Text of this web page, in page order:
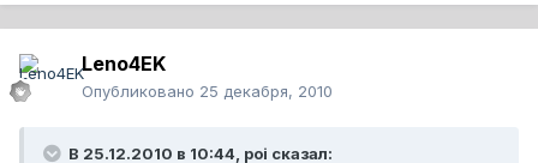
Leno4EK
Опубликовано 25 декабря, 2010
В 25.12.2010 в 10:44, poi сказал: